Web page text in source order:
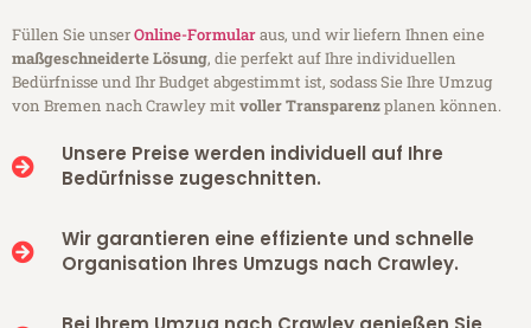
Füllen Sie unserOnline-Formularaus, und wir liefern Ihnen eine
maßgeschneiderte Lösung, die perfekt auf Ihre individuellen
Bedürfnisse und Ihr Budget abgestimmt ist, sodass Sie Ihre Umzug
von Bremen nach Crawley mitvoller Transparenzplanen können.
Unsere Preise werden individuell auf Ihre
Bedürfnisse zugeschnitten.
Wir garantieren eine effiziente und schnelle
Organisation Ihres Umzugs nach Crawley.